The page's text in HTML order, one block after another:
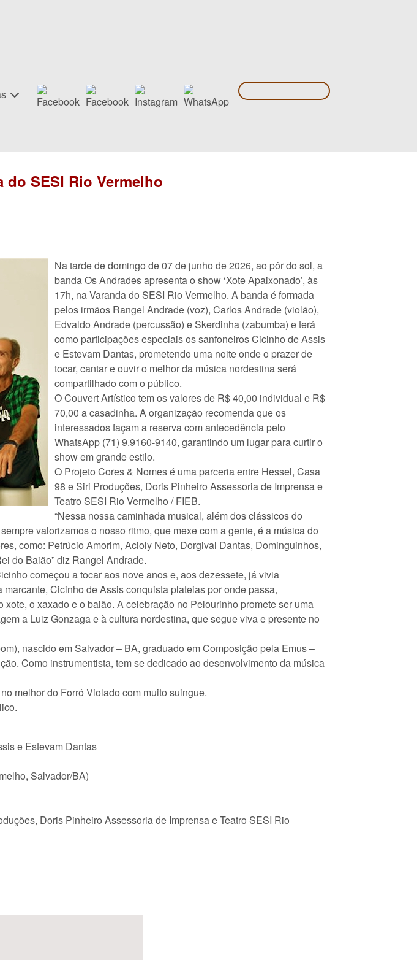
do SESI Rio Vermelho
Na tarde de domingo de 07 de junho de 2026, ao pôr do sol, a
banda Os Andrades apresenta o show ‘Xote Apaixonado’, às
17h, na Varanda do SESI Rio Vermelho. A banda é formada
pelos irmãos Rangel Andrade (voz), Carlos Andrade (violão),
Edvaldo Andrade (percussão) e Skerdinha (zabumba) e terá
como participações especiais os sanfoneiros Cicinho de Assis
e Estevam Dantas, prometendo uma noite onde o prazer de
tocar, cantar e ouvir o melhor da música nordestina será
compartilhado com o público.
O Couvert Artístico tem os valores de R$ 40,00 individual e R$
70,00 a casadinha. A organização recomenda que os
interessados façam a reserva com antecedência pelo
WhatsApp (71) 9.9160-9140, garantindo um lugar para curtir o
show em grande estilo.
O Projeto Cores & Nomes é uma parceria entre Hessel, Casa
98 e Siri Produções, Doris Pinheiro Assessoria de Imprensa e
Teatro SESI Rio Vermelho / FIEB.
“Nessa nossa caminhada musical, além dos clássicos do
valorizamos o nosso ritmo, que mexe com a gente, é a música do
como: Petrúcio Amorim, Acioly Neto, Dorgival Dantas, Dominguinhos,
do Baião” diz Rangel Andrade.
começou a tocar aos nove anos e, aos dezessete, já vivia
Cicinho de Assis conquista plateias por onde passa,
o xaxado e o baião. A celebração no Pelourinho promete ser uma
a Luiz Gonzaga e à cultura nordestina, que segue viva e presente no
nascido em Salvador – BA, graduado em Composição pela Emus –
Como instrumentista, tem se dedicado ao desenvolvimento da música
melhor do Forró Violado com muito suingue.
e Estevam Dantas
Salvador/BA)
Doris Pinheiro Assessoria de Imprensa e Teatro SESI Rio